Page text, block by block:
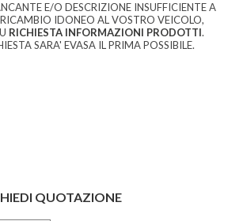
E/O DESCRIZIONE INSUFFICIENTE A
IDONEO AL VOSTRO VEICOLO,
RICHIESTA INFORMAZIONI PRODOTTI.
SARA' EVASA IL PRIMA POSSIBILE.
QUOTAZIONE